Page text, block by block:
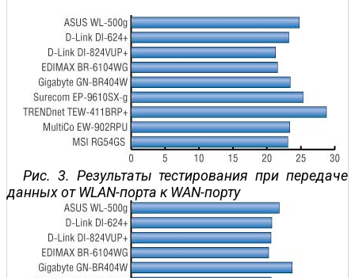
Рис. 3. Результаты тестирования при передаче
данных от WLAN-порта к WAN-порту